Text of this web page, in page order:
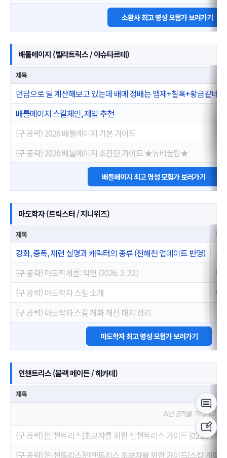
소환사 최고 명성 모험가 보러가기
배틀메이지 (벨라트릭스 / 아슈타르테)
제목
던담으로 딜 계산해보고 있는데 배메 정배는 앱제+칠흑+황금같네요
배틀메이지 스킬체인, 제압 추천
(구 공략) 2026 배틀메이지 기본 가이드
(구 공략) 2026 배틀메이지 초간단 가이드 ★뉴비꿀팁★
배틀메이지 최고 명성 모험가 보러가기
마도학자 (트릭스터 / 지니위즈)
제목 작
강화, 증폭, 재련 설명과 캐릭터의 종류 (천해천 업데이트 반영) 위
(구 공략) 마도학개론: 악연 (2026. 2. 22.) 마
(구 공략) 마도학자 스킬 소개 마
(구 공략) 마도학자 스킬 개화 개선 패치 정리 겨
마도학자 최고 명성 모험가 보러가기
인챈트리스 (블랙 메이든 / 헤카테)
제목
최신 공략을 기다리고 있
(구 공략) [인챈트리스]초보자를 위한 인챈트리스 가이드 [02.20 갱신]
(구 공략) [인챈트리스]인챈트리스 초보자를 위한 가이드(스킬 개화